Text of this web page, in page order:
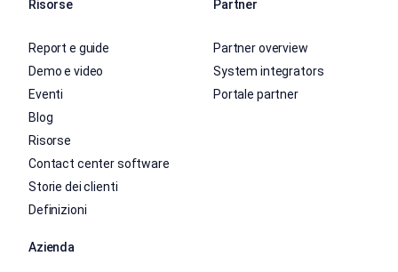
Risorse
Report e guide
Demo e video
Eventi
Blog
Risorse
Contact center software
Storie dei clienti
Definizioni
Partner
Partner overview
System integrators
Portale partner
Azienda